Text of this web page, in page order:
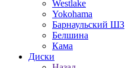
Westlake
Yokohama
Барнаульский ШЗ
Белшина
Кама
Диски